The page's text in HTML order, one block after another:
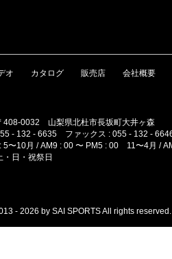
オ カタログ 販売店 会社概要
0032 山梨県北杜市長坂町大井ヶ森
- 132 - 6635 ファックス : 055 - 132 -
5〜10月 / AM9 : 00 〜 PM5 : 00 11〜4月 /
・日・祝祭日
- 2026 by SAI SPORTS All rights reserved.